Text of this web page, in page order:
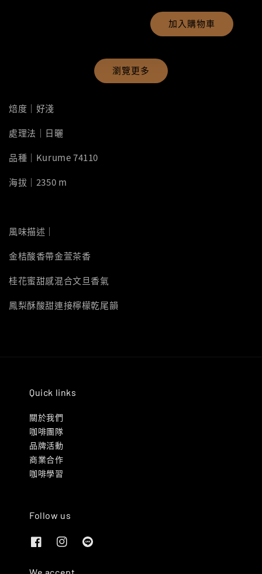
加入購物車
瀏覽更多
焙度｜好淺
處理法｜日曬
品種｜Kurume 74110
海拔｜2350 m
風味描述｜
金桔酸香帶金萱茶香
桂花蜜甜感混合文旦香氣
鳳梨酥酸甜連接檸檬乾尾韻
Quick links
關於我們
咖啡團隊
品牌活動
商業合作
咖啡學習
Follow us
We accept